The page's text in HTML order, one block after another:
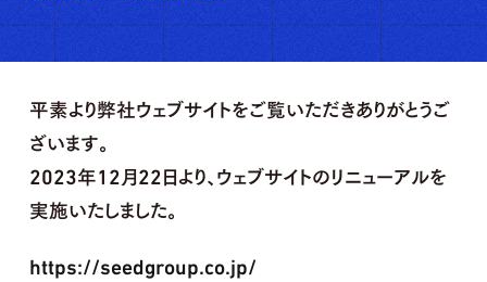
平素より弊社ウェブサイトをご覧いただきありがとうご
ざいます。
2023年12月22日より、ウェブサイトのリニューアルを
実施いたしました。
https://seedgroup.co.jp/